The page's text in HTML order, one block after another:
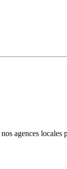
agences locales